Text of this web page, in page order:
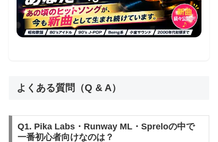
よくある質問（Q & A）
Q1. Pika Labs・Runway ML・Spreloの中で
一番初心者向けなのは？